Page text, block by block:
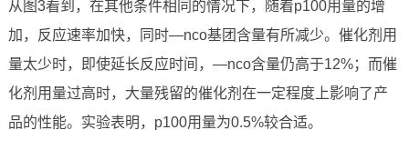
从图3看到，在其他条件相同的情况下，随着p100用量的增
加，反应速率加快，同时—nco基团含量有所减少。催化剂用
量太少时，即使延长反应时间，—nco含量仍高于12%；而催
化剂用量过高时，大量残留的催化剂在一定程度上影响了产
品的性能。实验表明，p100用量为0.5%较合适。